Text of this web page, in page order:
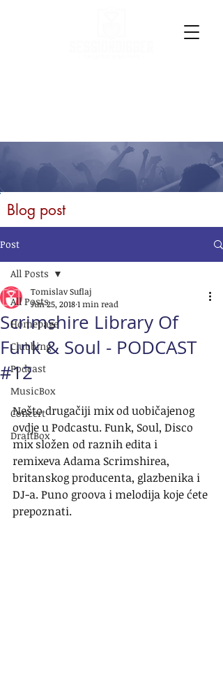
Blog post
Post
All Posts
Homepage
Clubbing
Podcast
MusicBox
Concert
DraftBox
All Posts
Scrimshire Library Of
Funk & Soul - PODCAST
#12
Tomislav Suflaj
Jun 25, 20181 min read
Nešto drugačiji mix od uobičajenog
ovdje u Podcastu. Funk, Soul, Disco
mix složen od raznih edita i
remixeva Adama Scrimshirea,
britanskog producenta, glazbenika i
DJ-a. Puno groova i melodija koje ćete
prepoznati.